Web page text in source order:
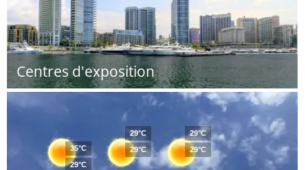
Centres d'exposition
35°C
29°C
29°C
29°C
29°C
29°C